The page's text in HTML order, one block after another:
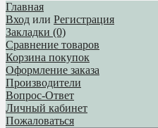
Главная
Вход или Регистрация
Закладки (0)
Сравнение товаров
Корзина покупок
Оформление заказа
Производители
Вопрос-Ответ
Личный кабинет
Пожаловаться